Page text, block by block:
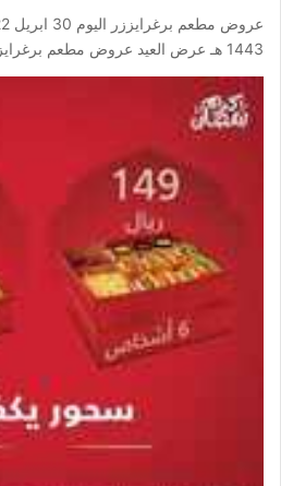
1443 هـ عرض العيد عروض مطعم برغرايززر اليوم 30…